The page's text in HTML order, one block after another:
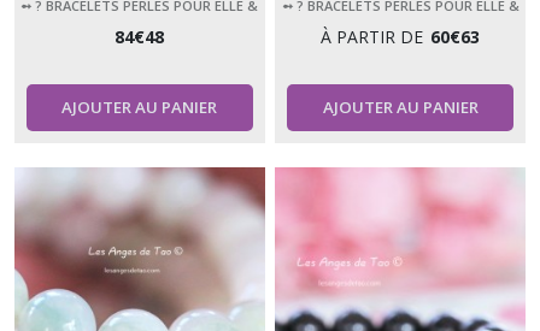
➻ ? BRACELETS PERLES POUR ELLE &
84€48
AJOUTER AU PANIER
➻ ? BRACELETS PERLES POUR ELLE &
À PARTIR DE 60€63
AJOUTER AU PANIER